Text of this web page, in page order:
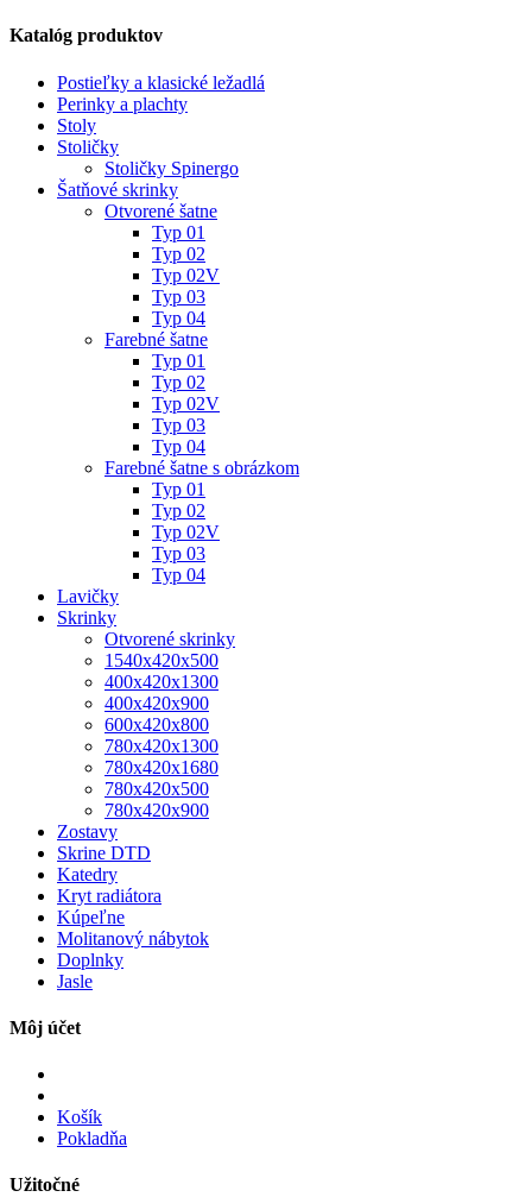
Katalóg produktov
Postieľky a klasické ležadlá
Perinky a plachty
Stoly
Stoličky
Stoličky Spinergo
Šatňové skrinky
Otvorené šatne
Typ 01
Typ 02
Typ 02V
Typ 03
Typ 04
Farebné šatne
Typ 01
Typ 02
Typ 02V
Typ 03
Typ 04
Farebné šatne s obrázkom
Typ 01
Typ 02
Typ 02V
Typ 03
Typ 04
Lavičky
Skrinky
Otvorené skrinky
1540x420x500
400x420x1300
400x420x900
600x420x800
780x420x1300
780x420x1680
780x420x500
780x420x900
Zostavy
Skrine DTD
Katedry
Kryt radiátora
Kúpeľne
Molitanový nábytok
Doplnky
Jasle
Môj účet
Košík
Pokladňa
Užitočné